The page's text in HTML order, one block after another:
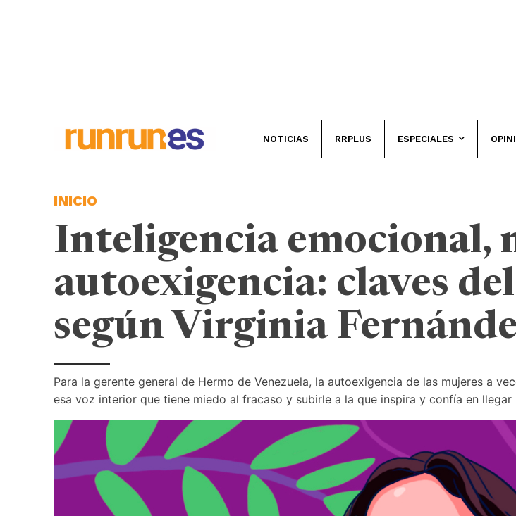
NOTICIAS RRPLUS ESPECIALES
INICIO
Inteligencia emocional,
autoexigencia: claves
según Virginia
Para la gerente general de Hermo de Venezuela, la autoexigencia de las mujeres a
esa voz interior que tiene miedo al fracaso y subirle a la que inspira y confía en llegar